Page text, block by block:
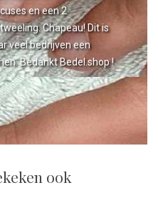
en een 2
Chapeau! Dit is
veel bedrijven een
Bedankt Bedel.shop !
ook